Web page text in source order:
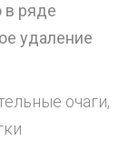
ряде
удаление
очаги,